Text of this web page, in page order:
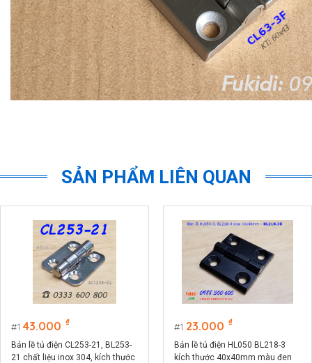
SẢN PHẨM LIÊN QUAN
1 43.000 ₫
Bản lề tủ điện CL253-21, BL253-
21 chất liệu inox 304, kích thước
1 23.000 ₫
Bản lề tủ điện HL050 BL218-3
kích thước 40x40mm màu đen